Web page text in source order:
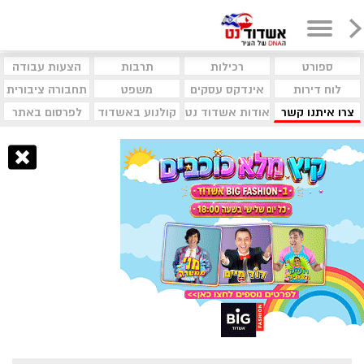
ספורט רכילות תרבות
הצעות עבודה
לוח דירות
אינדקס עסקים משפט
תחבורה ציבורית
צרו איתנו קשר
אודות אשדוד נט קולנוע באשדוד לפרסום באתר